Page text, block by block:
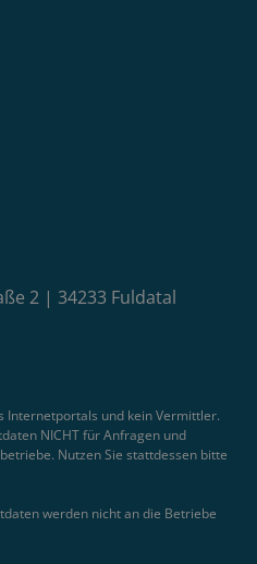
2 | 34233 Fuldatal
Internetportals und kein Vermittler.
NICHT für Anfragen und
Nutzen Sie stattdessen bitte
werden nicht an die Betriebe